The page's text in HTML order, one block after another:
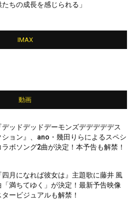
たちの成長を感じられる」
IMAX
動画
デッドデッドデーモンズデデデデデス
ション』、ano・幾田りらによるスペシ
ラボソング2曲が決定！本予告も解禁！
四月になれば彼女は』主題歌に藤井 風
「満ちてゆく」が決定！最新予告映像
タービジュアルも解禁！